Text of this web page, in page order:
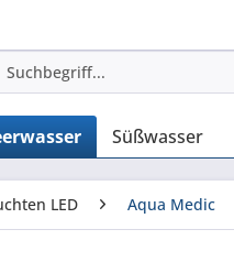
Süßwasser
LED Aqua Medic